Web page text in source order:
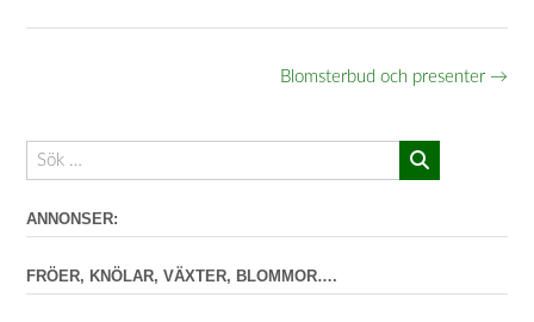
Blomsterbud och presenter →
ANNONSER:
FRÖER, KNÖLAR, VÄXTER, BLOMMOR….